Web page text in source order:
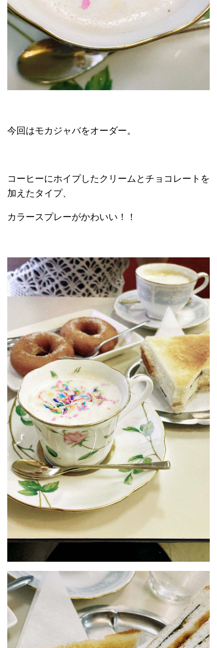
今回はモカジャバをオーダー。
コーヒーにホイプしたクリームとチョコレートを
加えたタイプ、
カラースプレーがかわいい！！